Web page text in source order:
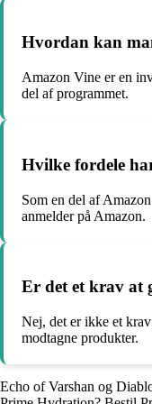
Hvordan kan
Amazon Vine er en
del af programmet.
Hvilke fordele
Som en del af
anmelder på Amazon.
Er det et krav at
Nej, det er ikke et
modtagne produkter.
Echo of Varshan og